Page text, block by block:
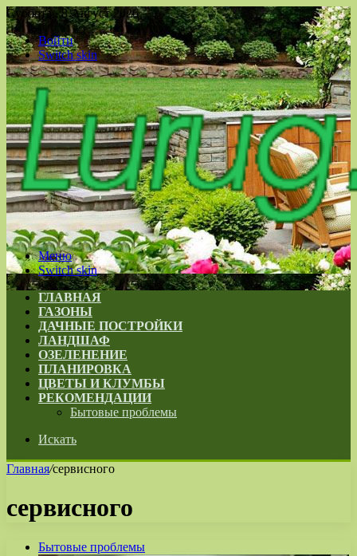
Суббота , 8 Август 2026
Войти
Switch skin
Меню
Switch skin
ГЛАВНАЯ
ГАЗОНЫ
ДАЧНЫЕ ПОСТРОЙКИ
ЛАНДШАФ
ОЗЕЛЕНЕНИЕ
ПЛАНИРОВКА
ЦВЕТЫ И КЛУМБЫ
РЕКОМЕНДАЦИИ
Бытовые проблемы
Искать
Главная/сервисного
сервисного
Бытовые проблемы